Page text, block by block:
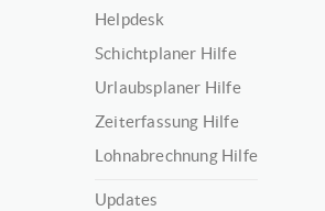
Helpdesk
Schichtplaner Hilfe
Urlaubsplaner Hilfe
Zeiterfassung Hilfe
Lohnabrechnung Hilfe
Updates